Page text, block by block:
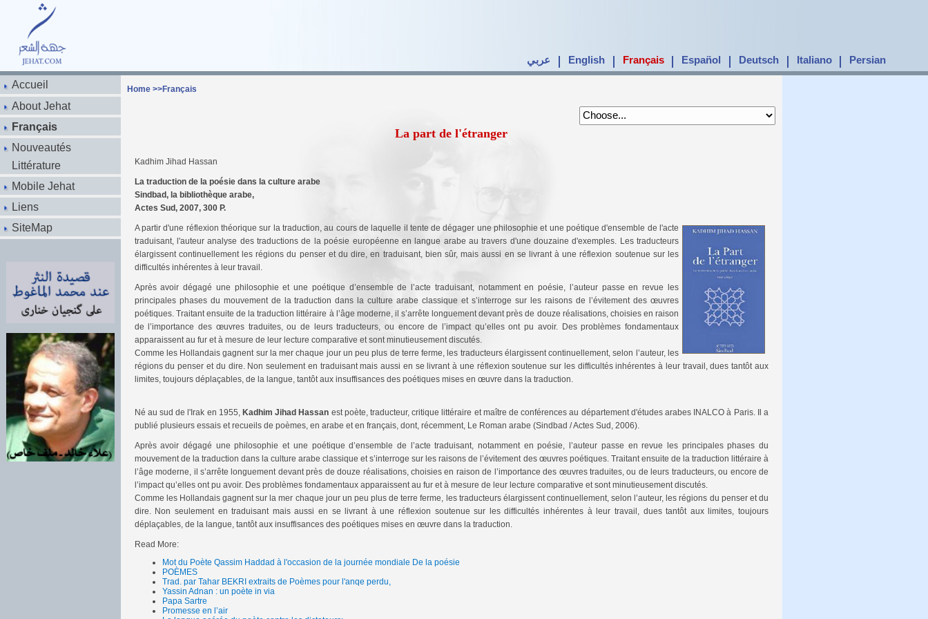
عربي English Français Español Deutsch Italiano Persian
Accueil
About Jehat
Français
Nouveautés
Littérature
Mobile Jehat
Liens
SiteMap
Home >>Français
La part de l'étranger
Kadhim Jihad Hassan
La traduction de la poésie dans la culture arabe
Sindbad, la bibliothèque arabe,
Actes Sud, 2007, 300 P.
A partir d'une réflexion théorique sur la traduction, au cours de laquelle il tente de dégager une philosophie et une poétique d'ensemble de l'acte
traduisant, l'auteur analyse des traductions de la poésie européenne en langue arabe au travers d'une douzaine d'exemples. Les traducteurs
élargissent continuellement les régions du penser et du dire, en traduisant, bien sûr, mais aussi en se livrant à une réflexion soutenue sur les
difficultés inhérentes à leur travail.
Après avoir dégagé une philosophie et une poétique d’ensemble de l’acte traduisant, notamment en poésie, l’auteur passe en revue les
principales phases du mouvement de la traduction dans la culture arabe classique et s’interroge sur les raisons de l’évitement des œuvres
poétiques. Traitant ensuite de la traduction littéraire à l’âge moderne, il s’arrête longuement devant près de douze réalisations, choisies en raison
de l’importance des œuvres traduites, ou de leurs traducteurs, ou encore de l’impact qu’elles ont pu avoir. Des problèmes fondamentaux
apparaissent au fur et à mesure de leur lecture comparative et sont minutieusement discutés.
Comme les Hollandais gagnent sur la mer chaque jour un peu plus de terre ferme, les traducteurs élargissent continuellement, selon l’auteur, les
régions du penser et du dire. Non seulement en traduisant mais aussi en se livrant à une réflexion soutenue sur les difficultés inhérentes à leur travail, dues tantôt aux
limites, toujours déplaçables, de la langue, tantôt aux insuffisances des poétiques mises en œuvre dans la traduction.
Né au sud de l'Irak en 1955,Kadhim Jihad Hassan est poète, traducteur, critique littéraire et maître de conférences au département d'études arabes INALCO à Paris. Il a
publié plusieurs essais et recueils de poèmes, en arabe et en français, dont, récemment, Le Roman arabe (Sindbad / Actes Sud, 2006).
Après avoir dégagé une philosophie et une poétique d’ensemble de l’acte traduisant, notamment en poésie, l’auteur passe en revue les principales phases du
mouvement de la traduction dans la culture arabe classique et s’interroge sur les raisons de l’évitement des œuvres poétiques. Traitant ensuite de la traduction littéraire à
l’âge moderne, il s’arrête longuement devant près de douze réalisations, choisies en raison de l’importance des œuvres traduites, ou de leurs traducteurs, ou encore de
l’impact qu’elles ont pu avoir. Des problèmes fondamentaux apparaissent au fur et à mesure de leur lecture comparative et sont minutieusement discutés.
Comme les Hollandais gagnent sur la mer chaque jour un peu plus de terre ferme, les traducteurs élargissent continuellement, selon l’auteur, les régions du penser et du
dire. Non seulement en traduisant mais aussi en se livrant à une réflexion soutenue sur les difficultés inhérentes à leur travail, dues tantôt aux limites, toujours
déplaçables, de la langue, tantôt aux insuffisances des poétiques mises en œuvre dans la traduction.
Read More:
Mot du Poète Qassim Haddad à l'occasion de la journée mondiale De la poésie
POÈMES
Trad. par Tahar BEKRI extraits de Poèmes pour l'anqe perdu,
Yassin Adnan : un poète in via
Papa Sartre
Promesse en l’air